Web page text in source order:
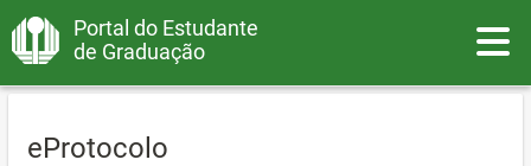
Portal do Estudante
de Graduação
eProtocolo